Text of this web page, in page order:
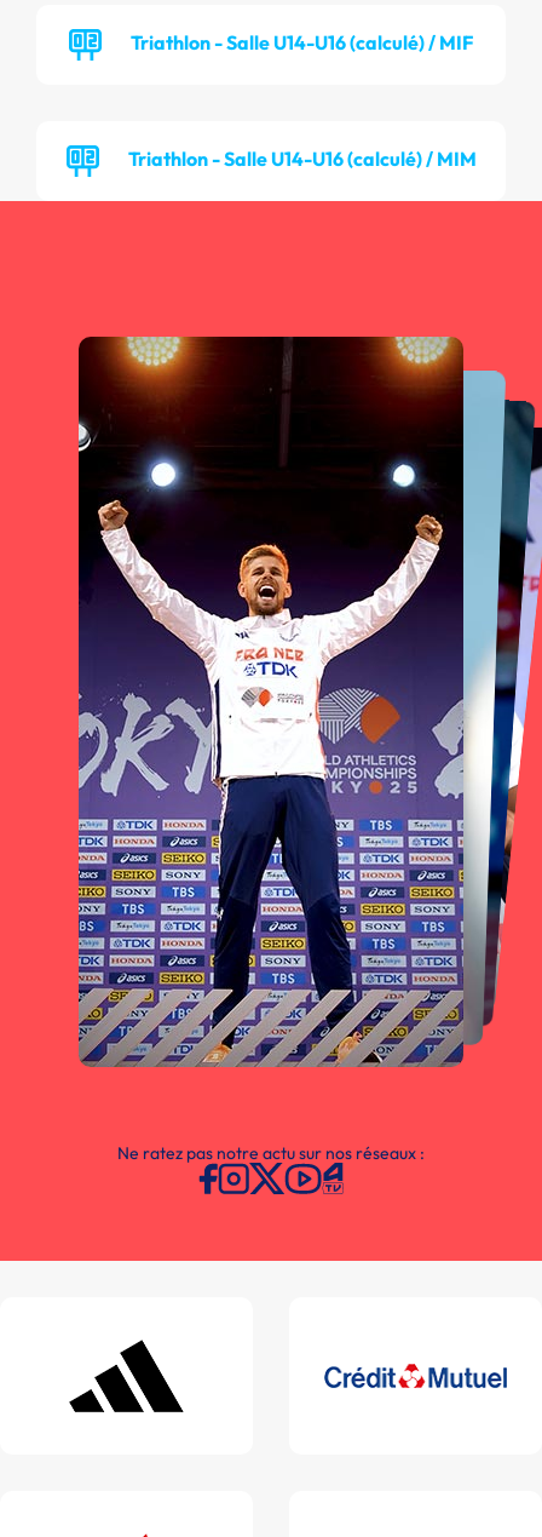
Triathlon - Salle U14-U16 (calculé) / MIF
Triathlon - Salle U14-U16 (calculé) / MIM
Ne ratez pas notre actu sur nos réseaux :